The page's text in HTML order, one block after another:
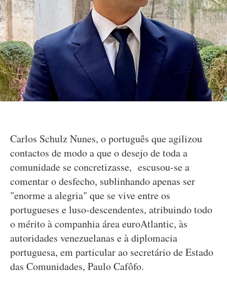
Carlos Schulz Nunes, o português que agilizou
contactos de modo a que o desejo de toda a
comunidade se concretizasse, escusou-se a
comentar o desfecho, sublinhando apenas ser
"enorme a alegria" que se vive entre os
portugueses e luso-descendentes, atribuindo todo
o mérito à companhia área euroAtlantic, às
autoridades venezuelanas e à diplomacia
portuguesa, em particular ao secretário de Estado
das Comunidades, Paulo Cafôfo.